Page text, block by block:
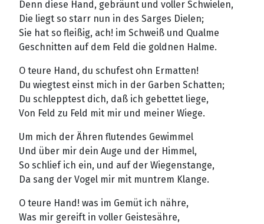
Denn diese Hand, gebräunt und voller Schwielen,
Die liegt so starr nun in des Sarges Dielen;
Sie hat so fleißig, ach! im Schweiß und Qualme
Geschnitten auf dem Feld die goldnen Halme.
O teure Hand, du schufest ohn Ermatten!
Du wiegtest einst mich in der Garben Schatten;
Du schlepptest dich, daß ich gebettet liege,
Von Feld zu Feld mit mir und meiner Wiege.
Um mich der Ähren flutendes Gewimmel
Und über mir dein Auge und der Himmel,
So schlief ich ein, und auf der Wiegenstange,
Da sang der Vogel mir mit muntrem Klange.
O teure Hand! was im Gemüt ich nähre,
Was mir gereift in voller Geistesähre,